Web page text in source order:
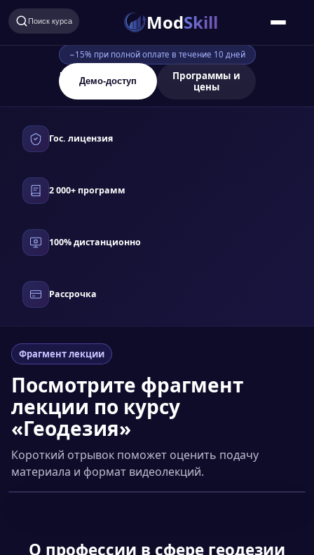
ModSkill
Поиск курса
−15% при полной оплате в течение 10 дней
Геодезия
Демо-доступ
Программы и
цены
Гос. лицензия
2 000+ программ
100% дистанционно
Рассрочка
Фрагмент лекции
Посмотрите фрагмент
лекции по курсу
«Геодезия»
Короткий отрывок поможет оценить подачу
материала и формат видеолекций.
О профессии в сфере геодезии